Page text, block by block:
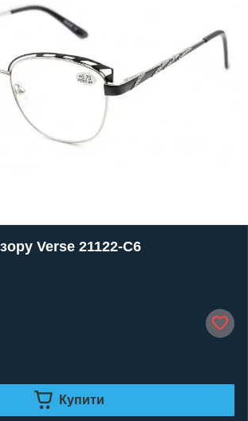
Verse 21122-C6
Купити